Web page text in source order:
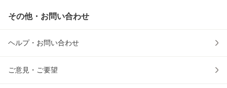
その他・お問い合わせ
ヘルプ・お問い合わせ
ご意見・ご要望